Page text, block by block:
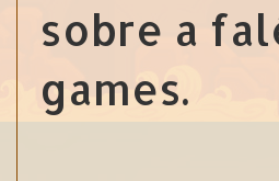
sobre a
games.